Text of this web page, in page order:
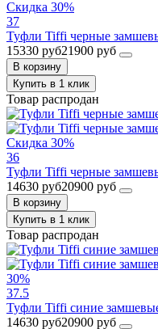
Скидка 30%
37
Туфли Tiffi черные
15330 руб21900 руб
В корзину
Купить в 1 клик
Товар распродан
Скидка 30%
36
Туфли Tiffi черные
14630 руб20900 руб
В корзину
Купить в 1 клик
Товар распродан
30%
37.5
Туфли Tiffi синие
14630 руб20900 руб